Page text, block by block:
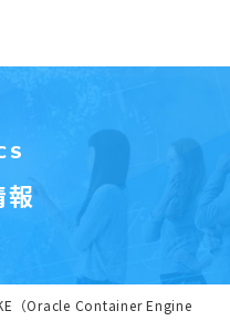
（Oracle Container Engine